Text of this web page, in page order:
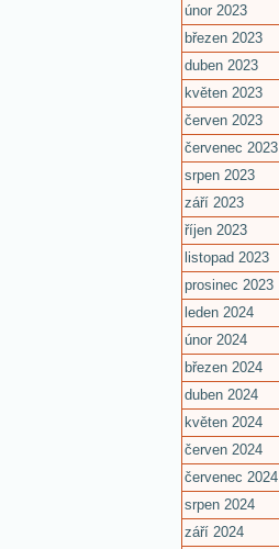
únor 2023
březen 2023
duben 2023
květen 2023
červen 2023
červenec 2023
srpen 2023
září 2023
říjen 2023
listopad 2023
prosinec 2023
leden 2024
únor 2024
březen 2024
duben 2024
květen 2024
červen 2024
červenec 2024
srpen 2024
září 2024